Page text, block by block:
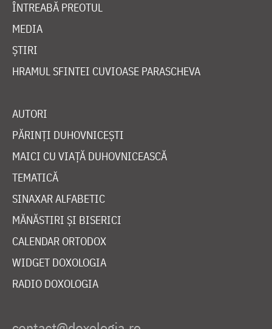
ÎNTREABĂ PREOTUL
MEDIA
ȘTIRI
HRAMUL SFINTEI CUVIOASE PARASCHEVA
AUTORI
PĂRINȚI DUHOVNICEȘTI
MAICI CU VIAȚĂ DUHOVNICEASCĂ
TEMATICĂ
SINAXAR ALFABETIC
MĂNĂSTIRI ȘI BISERICI
CALENDAR ORTODOX
WIDGET DOXOLOGIA
RADIO DOXOLOGIA